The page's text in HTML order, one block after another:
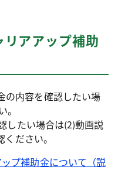
アアップ補助
の内容を確認したい場
したい場合は(2)動画説
ださい。
プ補助金について（説